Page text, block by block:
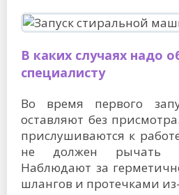
В каких случаях надо
специалисту
Во время первого
оставляют без
прислушиваются к
не должен рычать
Наблюдают за
шлангов и протечками